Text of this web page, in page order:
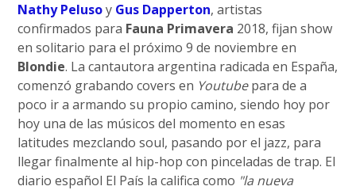
Nathy Pelusoy Gus Dapperton, artistas
confirmados para Fauna Primavera 2018, fijan show
en solitario para el próximo 9 de noviembre en
Blondie. La cantautora argentina radicada en España,
comenzó grabando covers en Youtubepara de a
poco ir a armando su propio camino, siendo hoy por
hoy una de las músicos del momento en esas
latitudes mezclando soul, pasando por el jazz, para
llegar finalmente al hip-hop con pinceladas de trap. El
diario español El País la califica como "la nueva